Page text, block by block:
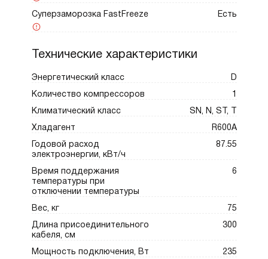
Суперзаморозка FastFreeze Есть
Технические характеристики
Энергетический класс D
Количество компрессоров 1
Климатический класс SN, N, ST, T
Хладагент R600A
Годовой расход
электроэнергии, кВт/ч
87.55
Время поддержания
температуры при
отключении температуры
6
Вес, кг 75
Длина присоединительного
кабеля, см
300
Мощность подключения, Вт 235